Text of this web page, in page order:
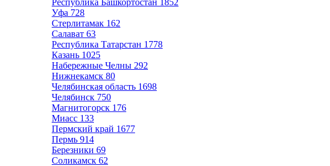
Республика Башкортостан 1852
Уфа 728
Стерлитамак 162
Салават 63
Республика Татарстан 1778
Казань 1025
Набережные Челны 292
Нижнекамск 80
Челябинская область 1698
Челябинск 750
Магнитогорск 176
Миасс 133
Пермский край 1677
Пермь 914
Березники 69
Соликамск 62